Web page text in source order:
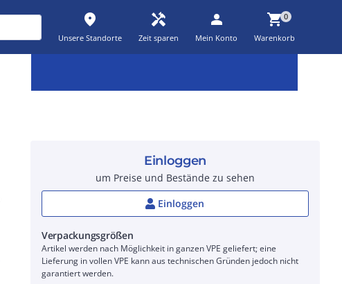
place
Unsere Standorte
handyman
Zeit sparen
person
Mein Konto
shopping_cart0
Warenkorb
Einloggen
um Preise und Bestände zu sehen
Einloggen
Verpackungsgrößen
Artikel werden nach Möglichkeit in ganzen VPE geliefert; eine
Lieferung in vollen VPE kann aus technischen Gründen jedoch nicht
garantiert werden.